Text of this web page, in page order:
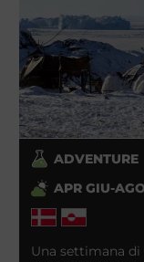
ADVENTURE
APR GIU-AGO
Una settimana